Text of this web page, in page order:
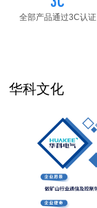
全部产品通过3C认证
华科文化